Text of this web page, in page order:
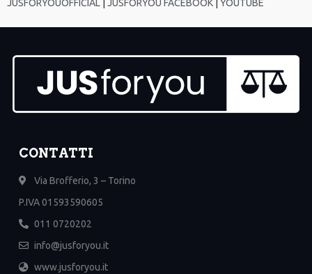
JUSFORYOUOFFICIAL | JUSFORYOU FACEBOOK | YOUTUBE
CONTATTI
Via Brofferio, 3 – Torino
P.IVA 01593590605
011 0720202
info@jusforyou.it
www.jusforyou.it